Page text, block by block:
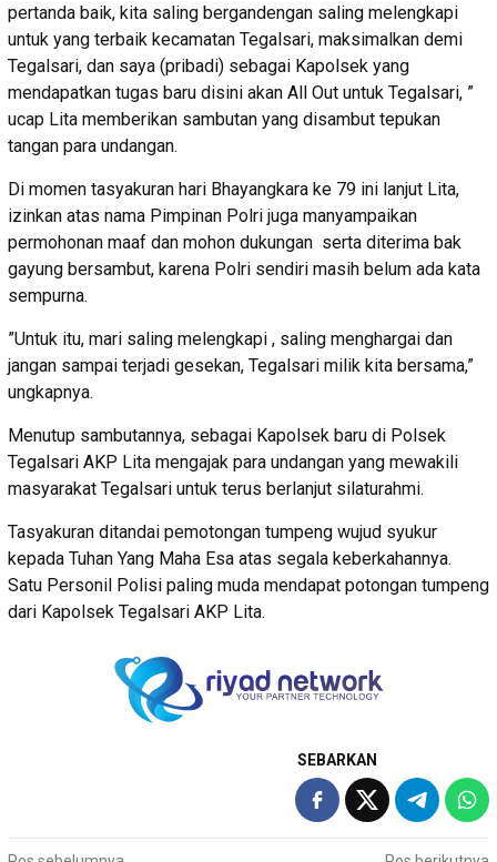
pertanda baik, kita saling bergandengan saling melengkapi
untuk yang terbaik kecamatan Tegalsari, maksimalkan demi
Tegalsari, dan saya (pribadi) sebagai Kapolsek yang
mendapatkan tugas baru disini akan All Out untuk Tegalsari, ”
ucap Lita memberikan sambutan yang disambut tepukan
tangan para undangan.
Di momen tasyakuran hari Bhayangkara ke 79 ini lanjut Lita,
izinkan atas nama Pimpinan Polri juga manyampaikan
permohonan maaf dan mohon dukungan serta diterima bak
gayung bersambut, karena Polri sendiri masih belum ada kata
sempurna.
”Untuk itu, mari saling melengkapi , saling menghargai dan
jangan sampai terjadi gesekan, Tegalsari milik kita bersama,”
ungkapnya.
Menutup sambutannya, sebagai Kapolsek baru di Polsek
Tegalsari AKP Lita mengajak para undangan yang mewakili
masyarakat Tegalsari untuk terus berlanjut silaturahmi.
Tasyakuran ditandai pemotongan tumpeng wujud syukur
kepada Tuhan Yang Maha Esa atas segala keberkahannya.
Satu Personil Polisi paling muda mendapat potongan tumpeng
dari Kapolsek Tegalsari AKP Lita.
SEBARKAN